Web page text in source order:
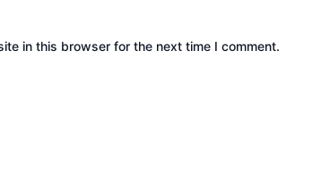
in this browser for the next time I comment.